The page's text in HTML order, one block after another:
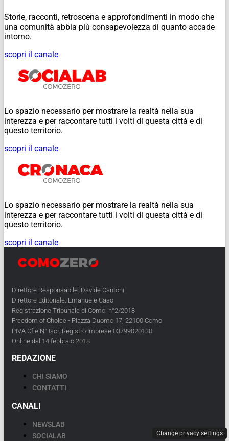
Storie, racconti, retroscena e approfondimenti in modo che
una comunità abbia più consapevolezza di quanto accade
intorno.
scopri il canale
Lo spazio necessario per mostrare la realtà nella sua
interezza e per raccontare tutti i volti di questa città e di
questo territorio.
scopri il canale
Lo spazio necessario per mostrare la realtà nella sua
interezza e per raccontare tutti i volti di questa città e di
questo territorio.
scopri il canale
Direttore Responsabile: Davide Cantoni
Direttore Editoriale: Emanuele Caso
Registrazione Tribunale di Como: n°2/2018
Freedom of Choice - Piazza Duomo 17, 22100 Como
PIVA Cf e N° Iscr. Registro Imprese 03799020130
Online dal 14 febbraio 2018
REDAZIONE
CHI SIAMO
CONTATTI
CANALI
NEWSLAB
SOCIALAB
Change privacy settings